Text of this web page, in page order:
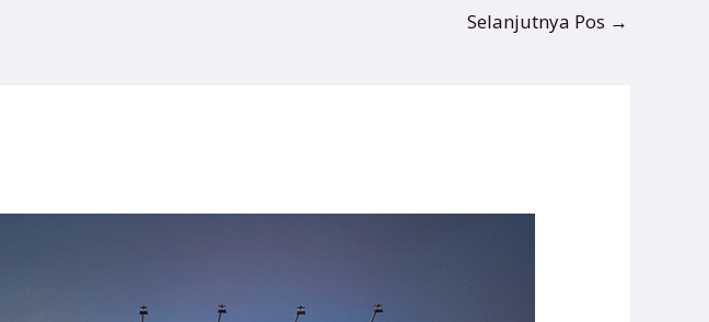
Selanjutnya Pos →